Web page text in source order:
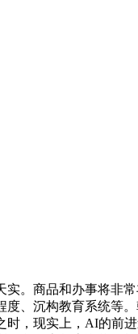
商品和办事将非常
度、沉构教育系统等
，现实上，AI的前